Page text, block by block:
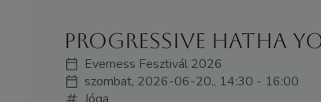
Progressive Hatha
Everness Fesztivál 2026
szombat, 2026-06-20., 14:30 - 16:00